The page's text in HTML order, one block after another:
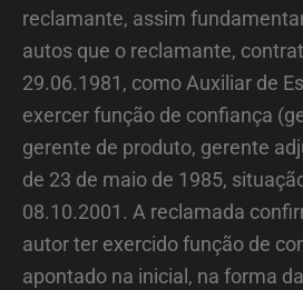
reclamante, assim
autos que o reclamante,
29.06.1981, como Auxiliar de
exercer função de confiança
gerente de produto, gerente
de 23 de maio de 1985,
08.10.2001. A reclamada
autor ter exercido função de
apontado na inicial, na forma